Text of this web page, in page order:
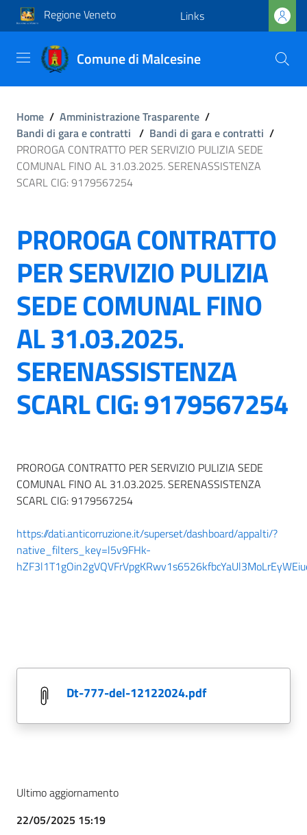
Regione Veneto Links
Comune di Malcesine
Home / Amministrazione Trasparente /
Bandi di gara e contratti / Bandi di gara e contratti /
PROROGA CONTRATTO PER SERVIZIO PULIZIA SEDE
COMUNAL FINO AL 31.03.2025. SERENASSISTENZA
SCARL CIG: 9179567254
PROROGA CONTRATTO
PER SERVIZIO PULIZIA
SEDE COMUNAL FINO
AL 31.03.2025.
SERENASSISTENZA
SCARL CIG: 9179567254
PROROGA CONTRATTO PER SERVIZIO PULIZIA SEDE
COMUNAL FINO AL 31.03.2025. SERENASSISTENZA
SCARL CIG: 9179567254
https://dati.anticorruzione.it/superset/dashboard/appalti/?
native_filters_key=l5v9FHk-
dt-777-del-12122024.pdf
Ultimo aggiornamento
22/05/2025 15:19